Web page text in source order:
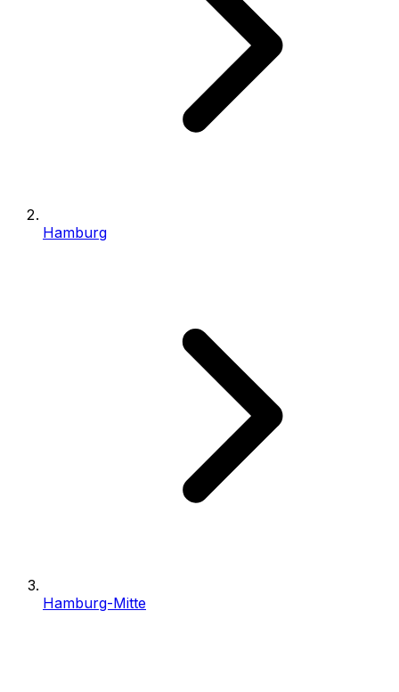
Hamburg
Hamburg-Mitte